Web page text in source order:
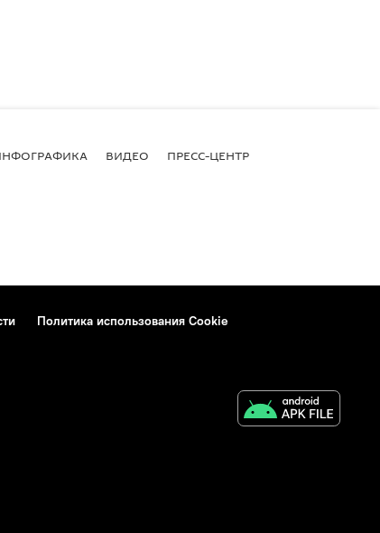
ВИДЕО ПРЕСС-ЦЕНТР
Политика использования Cookie